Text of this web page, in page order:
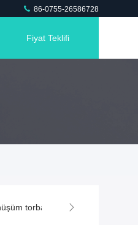
86-0755-26586728
Fiyat Teklifi
torbası Geri